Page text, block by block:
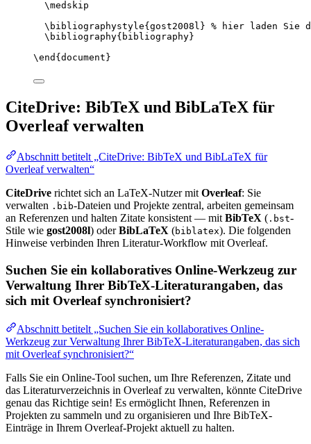
\medskip
\bibliographystyle{gost2008l} % hier laden Sie
\bibliography{bibliography}
\end { document }
CiteDrive: BibTeX und BibLaTeX für
Overleaf verwalten
Abschnitt betitelt „CiteDrive: BibTeX und BibLaTeX für
Overleaf verwalten“
CiteDrive richtet sich an LaTeX-Nutzer mit Overleaf: Sie
verwalten .bib-Dateien und Projekte zentral, arbeiten gemeinsam
an Referenzen und halten Zitate konsistent — mit BibTeX ( .bst-
Stile wie gost2008l) oderBibLaTeX (biblatex). Die folgenden
Hinweise verbinden Ihren Literatur-Workflow mit Overleaf.
Suchen Sie ein kollaboratives Online-Werkzeug zur
Verwaltung Ihrer BibTeX-Literaturangaben, das
sich mit Overleaf synchronisiert?
Abschnitt betitelt „Suchen Sie ein kollaboratives Online-
Werkzeug zur Verwaltung Ihrer BibTeX-Literaturangaben, das sich
mit Overleaf synchronisiert?“
Falls Sie ein Online-Tool suchen, um Ihre Referenzen, Zitate und
das Literaturverzeichnis in Overleaf zu verwalten, könnte CiteDrive
genau das Richtige sein! Es ermöglicht Ihnen, Referenzen in
Projekten zu sammeln und zu organisieren und Ihre BibTeX-
Einträge in Ihrem Overleaf-Projekt aktuell zu halten.